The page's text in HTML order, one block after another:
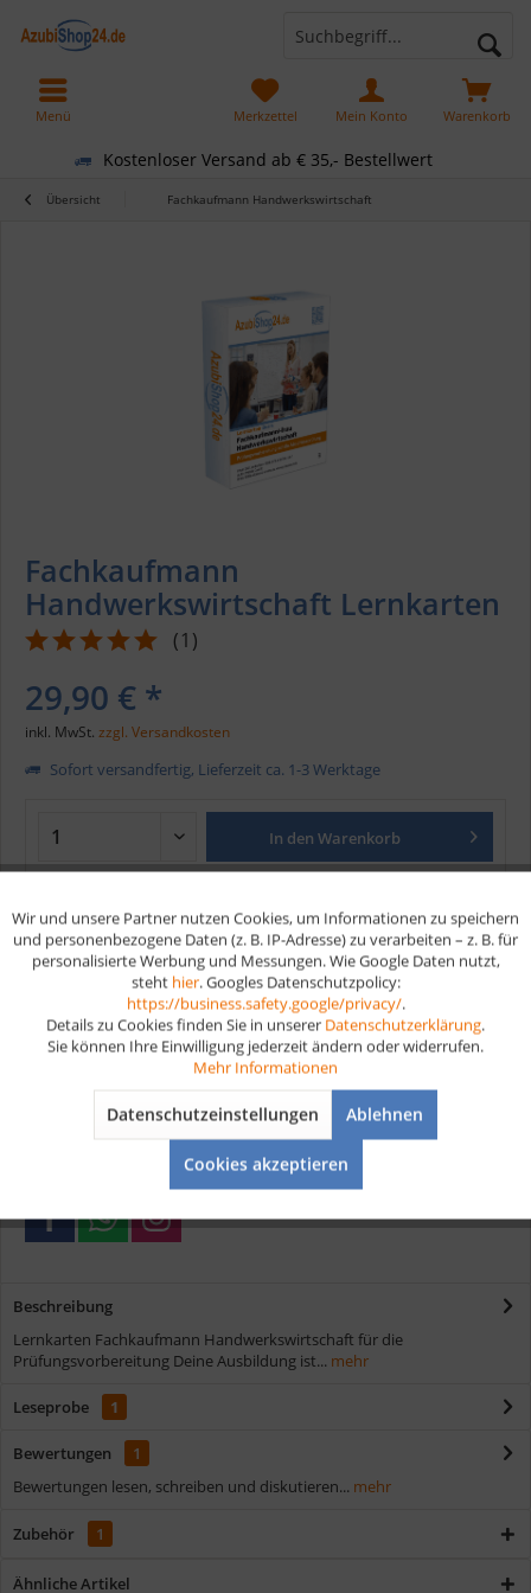
Kostenloser Versand ab € 35,- Bestellwert
Warenkorb
Merkzettel Mein Konto
Menü
Übersicht Fachkaufmann Handwerkswirtschaft
Fachkaufmann
Handwerkswirtschaft Lernkarten
(1 )
29,90 € *
inkl. MwSt. zzgl. Versandkosten
Sofort versandfertig, Lieferzeit ca. 1-3 Werktage
In den Warenkorb
Merken
Artikel-Nr.:
157
9783961591541
Vorteile
Kostenloser Versand ab € 35,- Bestellwert
Schnelle Lieferung
Verschiedene Zahlungsmöglichkeiten
Beschreibung
Lernkarten Fachkaufmann Handwerkswirtschaft für die
Prüfungsvorbereitung Deine Ausbildung ist... mehr
Leseprobe 1
Bewertungen
1
Bewertungen lesen, schreiben und diskutieren... mehr
Zubehör 1
Ähnliche Artikel
Funktionale Aktiv
Aktiv
Wir und unsere Partner nutzen Cookies, um Informationen zu speichern
und personenbezogene Daten (z. B. IP-Adresse) zu verarbeiten – z. B. für
personalisierte Werbung und Messungen. Wie Google Daten nutzt,
steht hier. Googles Datenschutzpolicy:
https://business.safety.google/privacy/.
Details zu Cookies finden Sie in unserer Datenschutzerklärung.
Sie können Ihre Einwilligung jederzeit ändern oder widerrufen.
Mehr Informationen
Datenschutzeinstellungen Ablehnen
Cookies akzeptieren